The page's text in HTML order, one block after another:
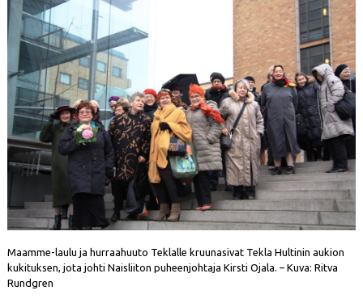
Maamme-laulu ja hurraahuuto Teklalle kruunasivat Tekla Hultinin aukion
kukituksen, jota johti Naisliiton puheenjohtaja Kirsti Ojala. – Kuva: Ritva
Rundgren